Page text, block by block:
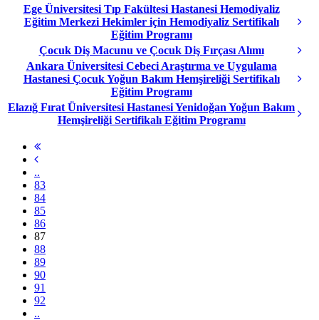
Ege Üniversitesi Tıp Fakültesi Hastanesi Hemodiyaliz
Eğitim Merkezi Hekimler için Hemodiyaliz Sertifikalı
Eğitim Programı
Çocuk Diş Macunu ve Çocuk Diş Fırçası Alımı
Ankara Üniversitesi Cebeci Araştırma ve Uygulama
Hastanesi Çocuk Yoğun Bakım Hemşireliği Sertifikalı
Eğitim Programı
Elazığ Fırat Üniversitesi Hastanesi Yenidoğan Yoğun Bakım
Hemşireliği Sertifikalı Eğitim Programı
..
83
84
85
86
87
88
89
90
91
92
..